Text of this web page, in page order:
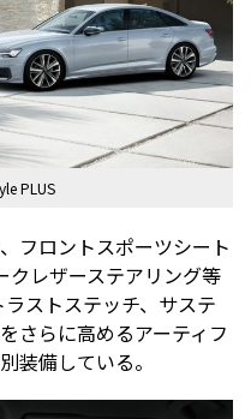
PLUS
フロントスポーツシート
クレザーステアリング等
ストステッチ、サステ
さらに高めるアーティフ
装備している。